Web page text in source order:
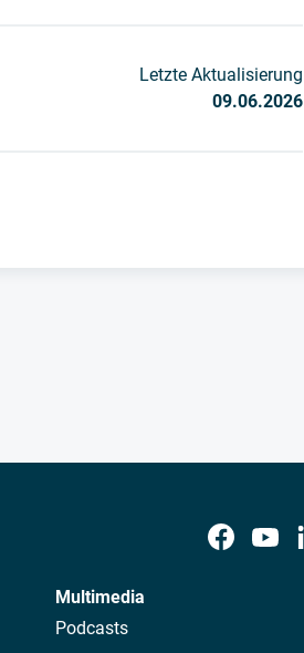
Letzte Aktualisierung
09.06.2026
Multimedia
Podcasts